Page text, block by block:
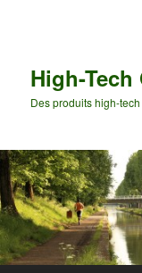
High-Tech
Des produits high-